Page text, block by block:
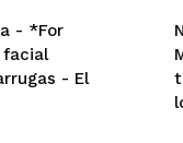
CREAR CUENTA
- *For
facial
- El